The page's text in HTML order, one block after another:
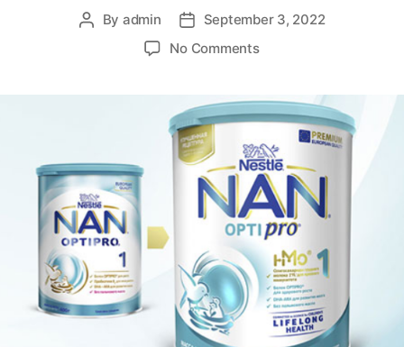
Post
By admin
Post
date
September 3, 2022
No Commentson
về
sữa
Nan
Nga
nắp
xanh